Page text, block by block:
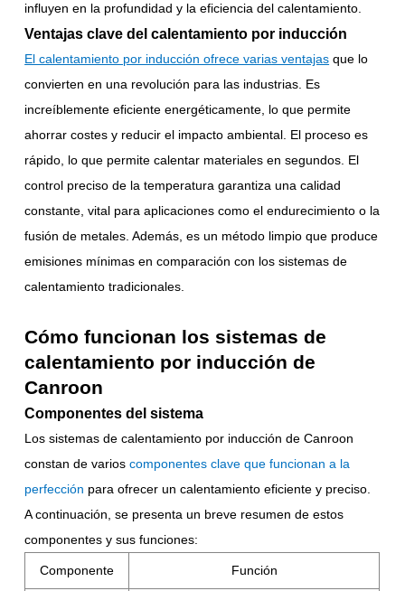
influyen en la profundidad y la eficiencia del calentamiento.
Ventajas clave del calentamiento por inducción
El calentamiento por inducción ofrece varias ventajas que lo
convierten en una revolución para las industrias. Es
increíblemente eficiente energéticamente, lo que permite
ahorrar costes y reducir el impacto ambiental. El proceso es
rápido, lo que permite calentar materiales en segundos. El
control preciso de la temperatura garantiza una calidad
constante, vital para aplicaciones como el endurecimiento o la
fusión de metales. Además, es un método limpio que produce
emisiones mínimas en comparación con los sistemas de
calentamiento tradicionales.
Cómo funcionan los sistemas de
calentamiento por inducción de
Canroon
Componentes del sistema
Los sistemas de calentamiento por inducción de Canroon
constan de varios componentes clave que funcionan a la
perfección para ofrecer un calentamiento eficiente y preciso.
A continuación, se presenta un breve resumen de estos
componentes y sus funciones:
Componente Función